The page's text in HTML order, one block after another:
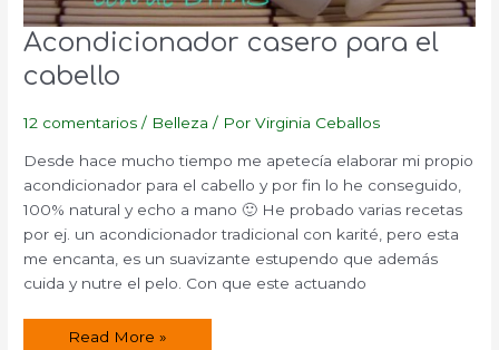
Acondicionador casero para el
cabello
12 comentarios / Belleza / PorVirginia Ceballos
Desde hace mucho tiempo me apetecía elaborar mi propio
acondicionador para el cabello y por fin lo he conseguido,
100% natural y echo a mano 🙂 He probado varias recetas
por ej. un acondicionador tradicional con karité, pero esta
me encanta, es un suavizante estupendo que además
cuida y nutre el pelo. Con que este actuando
Acondicionador
Read More »